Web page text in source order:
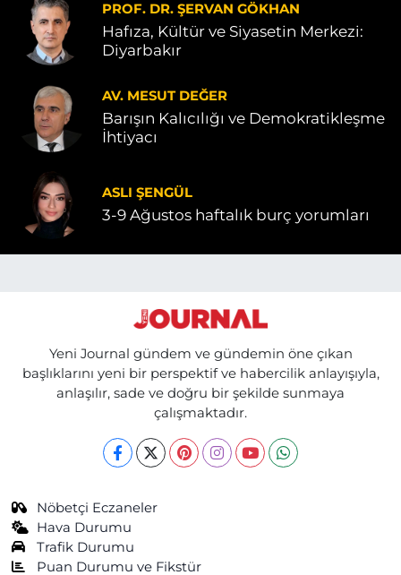
PROF. DR. ŞERVAN GÖKHAN
Hafıza, Kültür ve Siyasetin Merkezi:
Diyarbakır
AV. MESUT DEĞER
Barışın Kalıcılığı ve Demokratikleşme
İhtiyacı
ASLI ŞENGÜL
3-9 Ağustos haftalık burç yorumları
Yeni Journal gündem ve gündemin öne çıkan
başlıklarını yeni bir perspektif ve habercilik anlayışıyla,
anlaşılır, sade ve doğru bir şekilde sunmaya
çalışmaktadır.
Nöbetçi Eczaneler
Hava Durumu
Trafik Durumu
Puan Durumu ve Fikstür